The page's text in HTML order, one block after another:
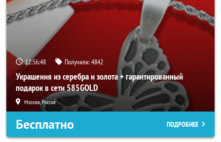
12:56:44 Получили:4842
Украшения из серебра и золота + гарантированный
подарок в сети 585GOLD
Москва, Россия
Бесплатно ПОДРОБНЕЕ